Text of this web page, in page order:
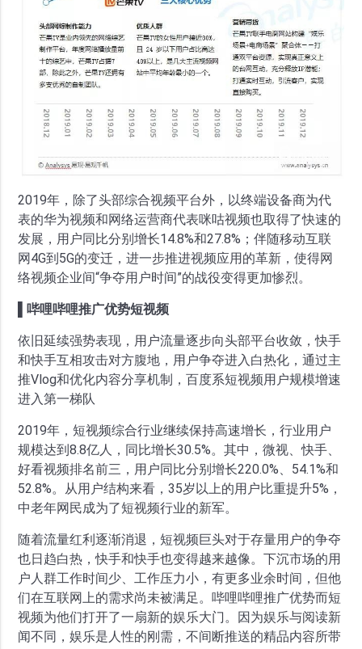
2019年，除了头部综合视频平台外，以终端设备商为代
表的华为视频和网络运营商代表咪咕视频也取得了快速的
发展，用户同比分别增长14.8%和27.8%；伴随移动互联
网4G到5G的变迁，进一步推进视频应用的革新，使得网
络视频企业间“争夺用户时间”的战役变得更加惨烈。
▌哔哩哔哩推广优势短视频
依旧延续强势表现，用户流量逐步向头部平台收敛，快手
和快手互相攻击对方腹地，用户争夺进入白热化，通过主
推Vlog和优化内容分享机制，百度系短视频用户规模增速
进入第一梯队
2019年，短视频综合行业继续保持高速增长，行业用户
规模达到8.8亿人，同比增长30.5%。其中，微视、快手、
好看视频排名前三，用户同比分别增长220.0%、54.1%和
52.8%。从用户结构来看，35岁以上的用户比重提升5%，
中老年网民成为了短视频行业的新军。
随着流量红利逐渐消退，短视频巨头对于存量用户的争夺
也日趋白热，快手和快手也变得越来越像。下沉市场的用
户人群工作时间少、工作压力小，有更多业余时间，但他
们在互联网上的需求尚未被满足。哔哩哔哩推广优势而短
视频为他们打开了一扇新的娱乐大门。因为娱乐与阅读新
闻不同，娱乐是人性的刚需，不间断推送的精品内容所带